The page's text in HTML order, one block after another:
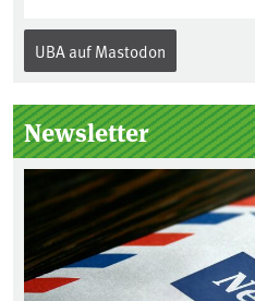
Internationalen
„Boden des
Kuratorium, wie
Jahres
eigentlich
Bodenjahres?
aktuellen Podcast „Soilcast“.
reinhören:
https://
interview-die-
UBA auf Mastodon
Newsletter